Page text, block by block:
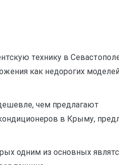
технику в
как недорогих
чем предлагают
в Крыму,
одним из основных